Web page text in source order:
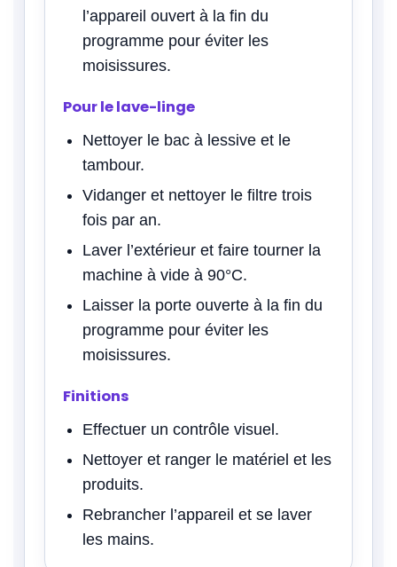
l’appareil ouvert à la fin du
programme pour éviter les
moisissures.
Pour le lave-linge
Nettoyer le bac à lessive et le
tambour.
Vidanger et nettoyer le filtre trois
fois par an.
Laver l’extérieur et faire tourner la
machine à vide à 90°C.
Laisser la porte ouverte à la fin du
programme pour éviter les
moisissures.
Finitions
Effectuer un contrôle visuel.
Nettoyer et ranger le matériel et les
produits.
Rebrancher l’appareil et se laver
les mains.